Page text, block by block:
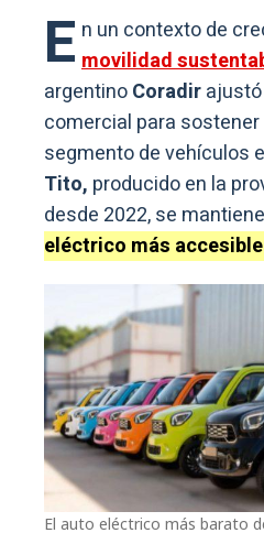
E n un contexto de
movilidad
argentinoCoradir
comercial para
segmento de vehículos
Tito, producido en la
desde 2022, se
eléctrico más
El auto eléctrico más barato